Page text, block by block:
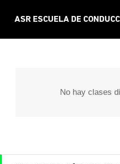
contenido
ASR ESCUELA DE
No hay clases